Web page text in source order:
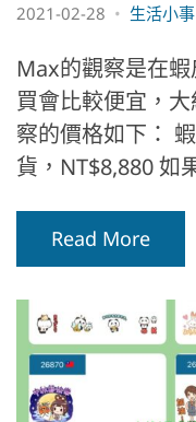
2021-02-28 生活小事
Max的觀察是在
買會比較便宜，
察的價格如下：
貨，NT$8,880 如
Read More